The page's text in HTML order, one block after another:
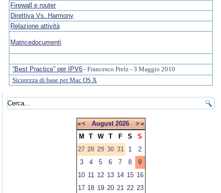
Firewall e router
Direttiva Vs. Harmony
Relazione attività
Matricedocumenti
“Best Practice” per IPV6 - Francesco Prelz - 3 Maggio 2010
Sicurezza di base per Mac OS X
«< August 2026 >»
M
T W T F S
S
27 28 29 30 31 1
2
3
4 5 6 7 8
9
10 11 12 13 14 15 16
17 18 19 20 21 22 23